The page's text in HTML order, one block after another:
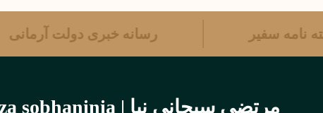
رسانه خبری دولت آرمانی هفته نامه سفیر
مرتضی سبحانی نیا | Morteza sobhaninia